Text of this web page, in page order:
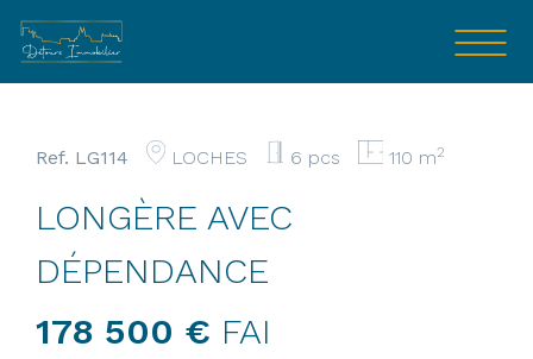
contentRef. LG114 LOCHES 6 pcs 110 m2
LONGÈRE AVEC
DÉPENDANCE
178 500 € FAI